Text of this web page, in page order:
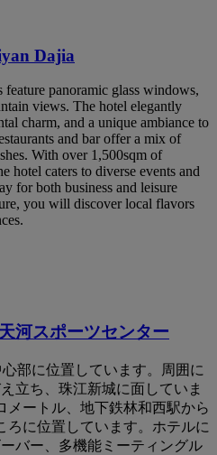
Dajia
feature panoramic glass windows,
views. The hotel elegantly
charm, and a unique ambiance to
and bar offer a mix of
With over 1,500sqm of
hotel caters to diverse events and
for both business and leisure
you will discover local flavors
河スポーツセンター
部に位置しています。周囲に
立ち、珠江新城に面していま
メートル、地下鉄林和西駅から
ろに位置しています。ホテルに
バー、多機能ミーティングル